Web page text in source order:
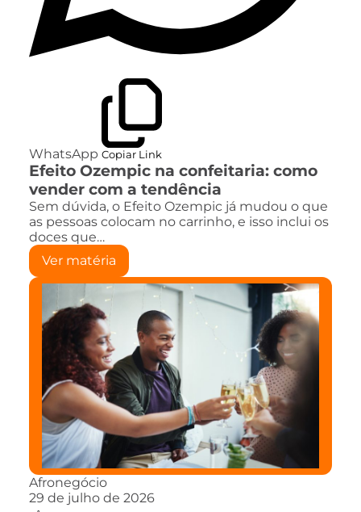
WhatsApp Copiar Link
Efeito Ozempic na confeitaria: como
vender com a tendência
Sem dúvida, o Efeito Ozempic já mudou o que
as pessoas colocam no carrinho, e isso inclui os
doces que…
Ver matéria
Afronegócio
29 de julho de 2026